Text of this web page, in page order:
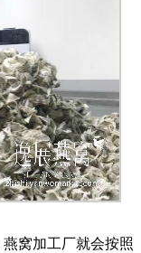
窝加工厂就会按照